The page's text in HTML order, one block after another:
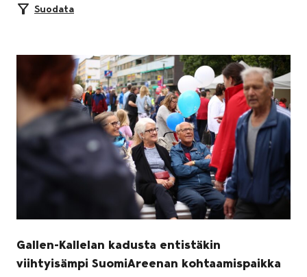
Suodata
Gallen-Kallelan kadusta entistäkin
viihtyisämpi SuomiAreenan kohtaamispaikka